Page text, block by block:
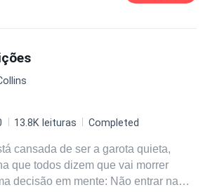
la tierra, los valientes guerreros
sobre el príncipe que salvará a los
a una cacería sangrienta a todo
13.8K leituras Completed
cansada de ser a garota quieta,
que todos dizem que vai morrer
decisão em mente: Não entrar na